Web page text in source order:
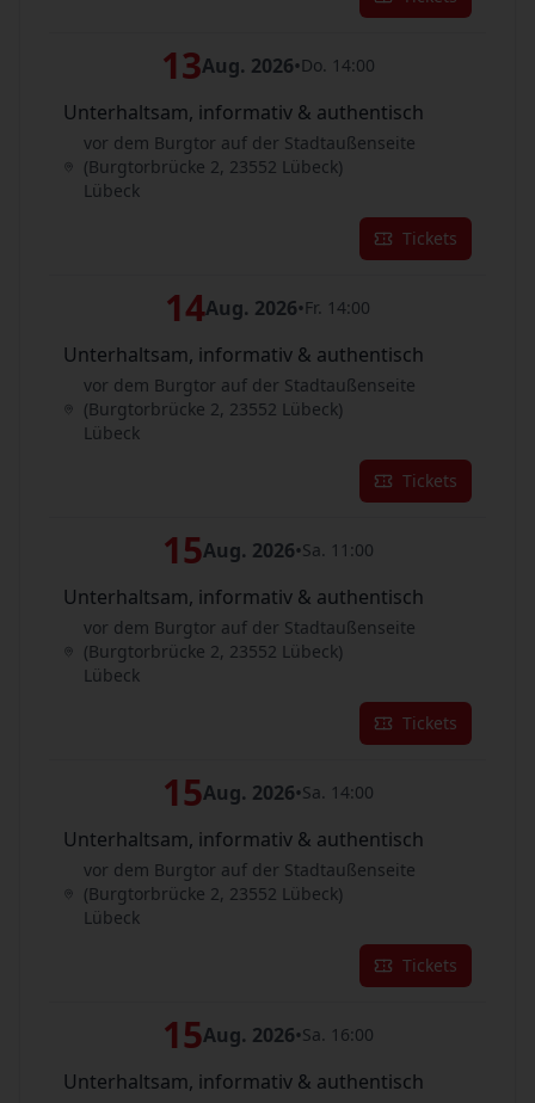
13Aug. 2026•Do. 14:00
Unterhaltsam, informativ & authentisch
vor dem Burgtor auf der Stadtaußenseite
(Burgtorbrücke 2, 23552 Lübeck)
Lübeck
Tickets
14Aug. 2026•Fr. 14:00
Unterhaltsam, informativ & authentisch
vor dem Burgtor auf der Stadtaußenseite
(Burgtorbrücke 2, 23552 Lübeck)
Lübeck
Tickets
15Aug. 2026•Sa. 11:00
Unterhaltsam, informativ & authentisch
vor dem Burgtor auf der Stadtaußenseite
(Burgtorbrücke 2, 23552 Lübeck)
Lübeck
Tickets
15Aug. 2026•Sa. 14:00
Unterhaltsam, informativ & authentisch
vor dem Burgtor auf der Stadtaußenseite
(Burgtorbrücke 2, 23552 Lübeck)
Lübeck
Tickets
15Aug. 2026•Sa. 16:00
Unterhaltsam, informativ & authentisch